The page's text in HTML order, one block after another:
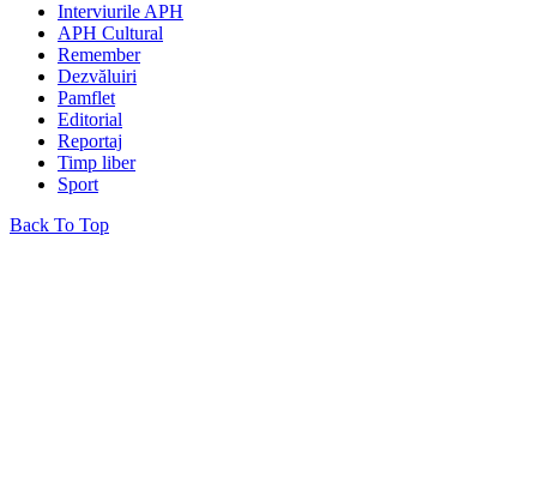
Interviurile APH
APH Cultural
Remember
Dezvăluiri
Pamflet
Editorial
Reportaj
Timp liber
Sport
Back To Top